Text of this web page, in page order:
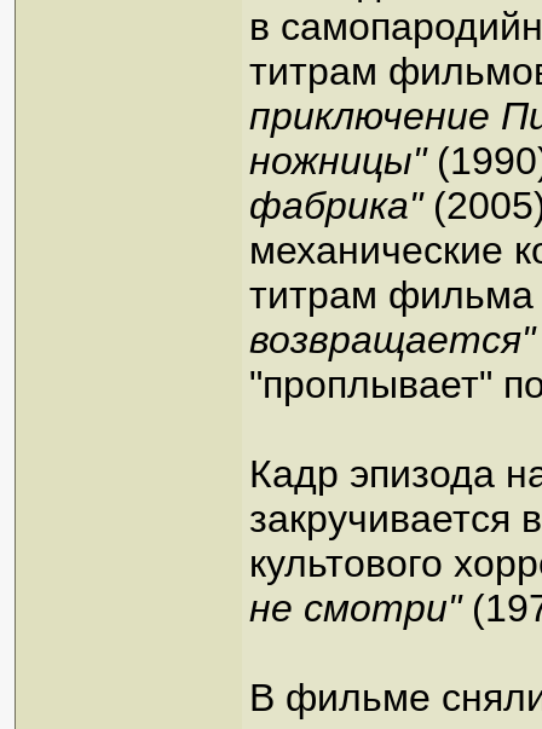
в
титрам
приключение
ножницы"
фабрика"
механические
титрам
возвращается"
"проплывает"
Кадр эпизода
закручивается
культового
не смотри"
В фильме